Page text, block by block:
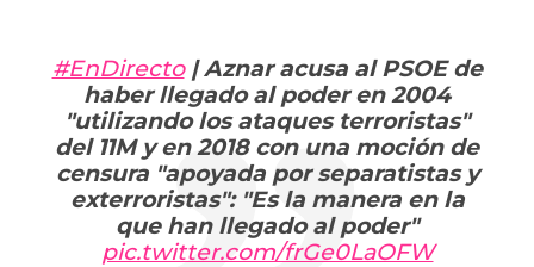
#EnDirecto| Aznar acusa al PSOE de
haber llegado al poder en 2004
"utilizando los ataques terroristas"
del 11M y en 2018 con una moción de
censura "apoyada por separatistas y
exterroristas": "Es la manera en la
que han llegado al poder"
pic.twitter.com/frGe0LaOFW